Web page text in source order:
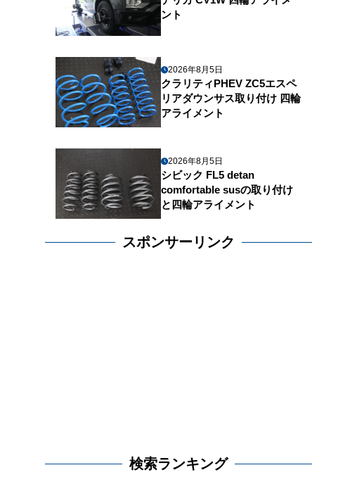
ント
2026年8月5日
クラリティPHEV ZC5エスペ
リアダウンサス取り付け 四輪
アライメント
2026年8月5日
シビック FL5 detan
comfortable susの取り付け
と四輪アライメント
スポンサーリンク
検索ランキング